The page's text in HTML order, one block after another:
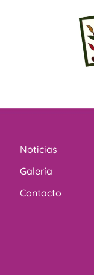
Noticias
Galería
Contacto